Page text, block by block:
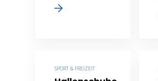
SPORT & FREIZEIT